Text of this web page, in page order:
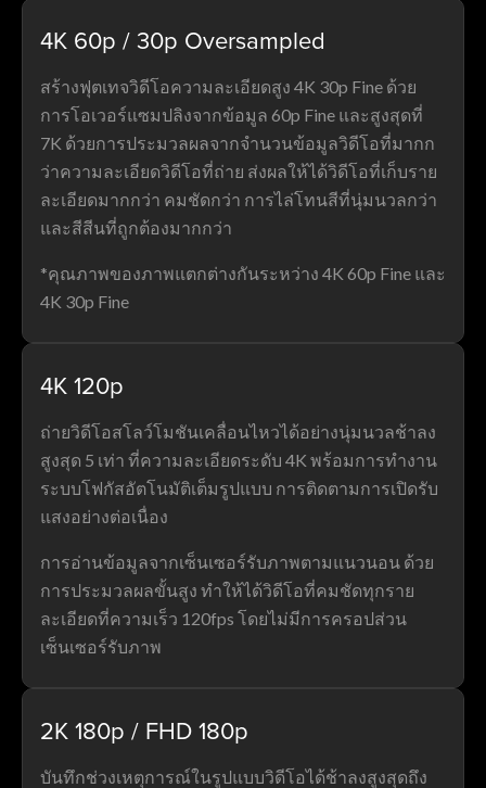
4K 60p / 30p Oversampled
สร้างฟุตเทจวิดีโอความละเอียดสูง 4K 30p Fine ด้วย
การโอเวอร์แซมปลิงจากข้อมูล 60p Fine และสูงสุดที่
7K ด้วยการประมวลผลจากจำนวนข้อมูลวิดีโอที่มากก
ว่าความละเอียดวิดีโอที่ถ่าย ส่งผลให้ได้วิดีโอที่เก็บราย
ละเอียดมากกว่า คมชัดกว่า การไล่โทนสีที่นุ่มนวลกว่า
และสีสีนที่ถูกต้องมากกว่า
*คุณภาพของภาพแตกต่างกันระหว่าง 4K 60p Fine และ
4K 30p Fine
4K 120p
ถ่ายวิดีโอสโลว์โมชันเคลื่อนไหวได้อย่างนุ่มนวลช้าลง
สูงสุด 5 เท่า ที่ความละเอียดระดับ 4K พร้อมการทำงาน
ระบบโฟกัสอัตโนมัติเต็มรูปแบบ การติดตามการเปิดรับ
แสงอย่างต่อเนื่อง
การอ่านข้อมูลจากเซ็นเซอร์รับภาพตามแนวนอน ด้วย
การประมวลผลขั้นสูง ทำให้ได้วิดีโอที่คมชัดทุกราย
ละเอียดที่ความเร็ว 120fps โดยไม่มีการครอปส่วน
เซ็นเซอร์รับภาพ
2K 180p / FHD 180p
บันทึกช่วงเหตุการณ์ในรูปแบบวิดีโอได้ช้าลงสูงสุดถึง